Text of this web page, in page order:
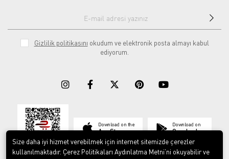
Gizlilik politikasını okudum ve elektronik posta almayı kabul
ediyorum.
Download on the
App Store
Download on
Google play
Size daha iyi hizmet verebilmek için internet sitemizde çerezler
kullanılmaktadır. Çerez Politikaları Aydınlatma Metni’ni okuyabilir ve